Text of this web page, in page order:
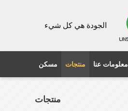
الجودة هي كل شيء
مسكن منتجات معلومات عنا
منتجات